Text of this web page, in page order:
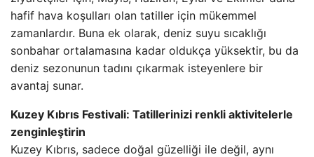
hafif hava koşulları olan tatiller için mükemmel
zamanlardır. Buna ek olarak, deniz suyu sıcaklığı
sonbahar ortalamasına kadar oldukça yüksektir, bu da
deniz sezonunun tadını çıkarmak isteyenlere bir
avantaj sunar.
Kuzey Kıbrıs Festivali: Tatillerinizi renkli aktivitelerle
zenginleştirin
Kuzey Kıbrıs, sadece doğal güzelliği ile değil, aynı